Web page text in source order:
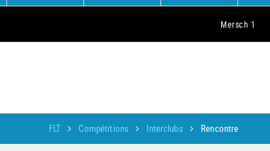
Mersch 1
FLT Compétitions Interclubs Rencontre